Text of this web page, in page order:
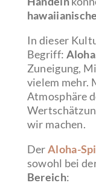
In dieser
Begriff: Aloha
Zuneigung,
vielem mehr.
Atmosphäre
wir machen.
DerAloha-
sowohl bei
Bereich: